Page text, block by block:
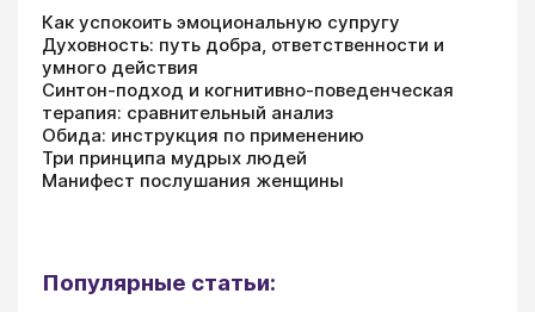
Как успокоить эмоциональную супругу
Духовность: путь добра, ответственности и
умного действия
Синтон-подход и когнитивно-поведенческая
терапия: сравнительный анализ
Обида: инструкция по применению
Три принципа мудрых людей
Манифест послушания женщины
Популярные статьи: